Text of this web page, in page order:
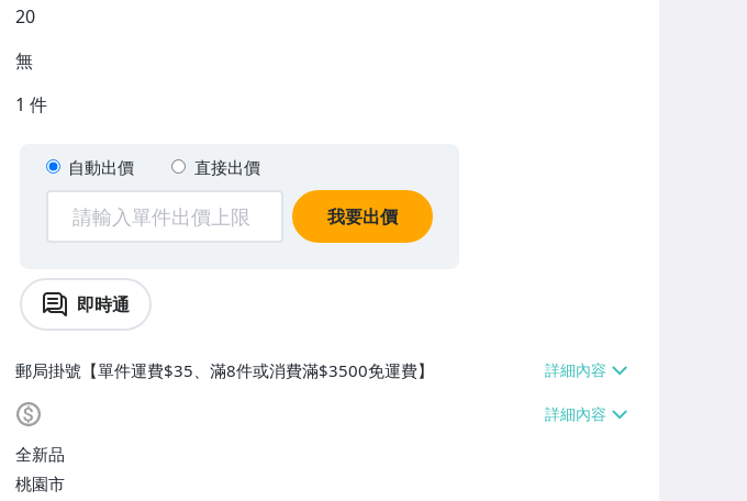
20
無
1 件
自動出價 直接出價
我要出價
即時通
郵局掛號【單件運費$35、滿8件或消費滿$3500免運費】
全新品
桃園市